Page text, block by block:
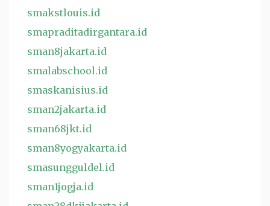
smakstlouis.id
smapraditadirgantara.id
sman8jakarta.id
smalabschool.id
smaskanisius.id
sman2jakarta.id
sman68jkt.id
sman8yogyakarta.id
smasungguldel.id
sman1jogja.id